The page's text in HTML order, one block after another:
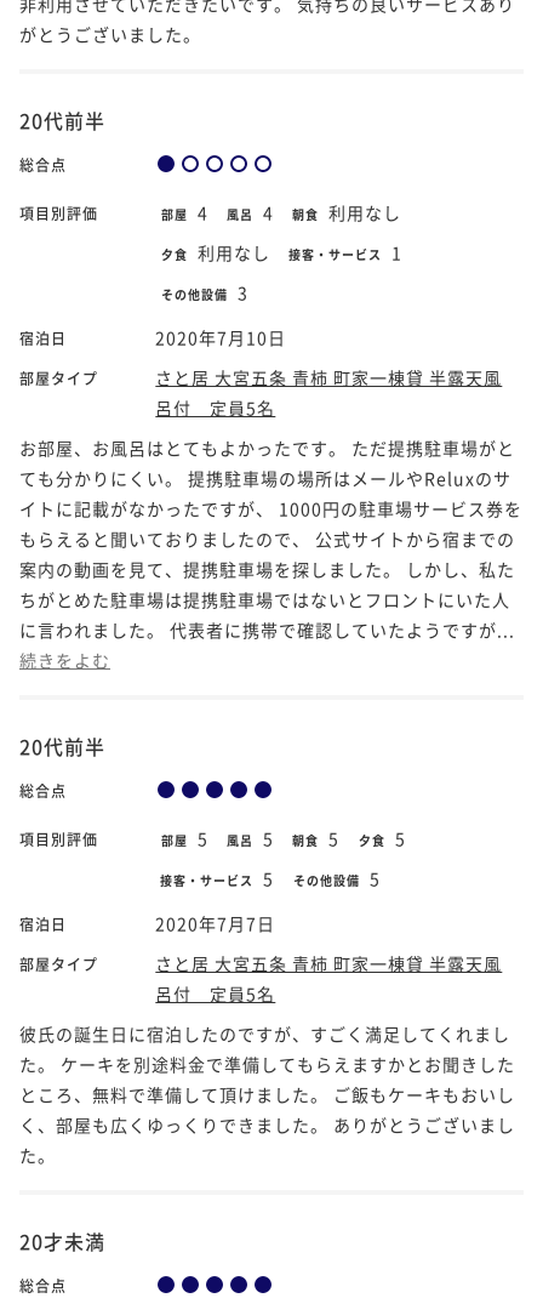
がとうございました。
20代前半
総合点
項目別評価 部屋 4 風呂 4 朝食 利用なし
夕食 利用なし 接客・サービス 1
その他設備 3
宿泊日 2020年7月10日
部屋タイプ
さと居 大宮五条 青柿 町家一棟貸 半露天風
呂付 定員5名
お部屋、お風呂はとてもよかったです。 ただ提携駐車場がと
ても分かりにくい。 提携駐車場の場所はメールやReluxのサ
イトに記載がなかったですが、 1000円の駐車場サービス券を
もらえると聞いておりましたので、 公式サイトから宿までの
案内の動画を見て、提携駐車場を探しました。 しかし、私た
ちがとめた駐車場は提携駐車場ではないとフロントにいた人
に言われました。 代表者に携帯で確認していたようですが...
続きをよむ
20代前半
総合点
項目別評価 部屋 5 風呂 5 朝食 5 夕食 5
接客・サービス 5 その他設備 5
宿泊日 2020年7月7日
部屋タイプ
さと居 大宮五条 青柿 町家一棟貸 半露天風
呂付 定員5名
彼氏の誕生日に宿泊したのですが、すごく満足してくれまし
た。 ケーキを別途料金で準備してもらえますかとお聞きした
ところ、無料で準備して頂けました。 ご飯もケーキもおいし
く、部屋も広くゆっくりできました。 ありがとうございまし
た。
20才未満
総合点